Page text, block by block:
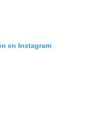
en Instagram